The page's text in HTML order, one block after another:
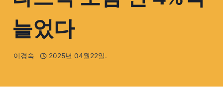
늘었다
이경숙 2025년 04월22일.